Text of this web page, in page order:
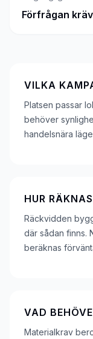
Förfrågan
VILKA
Platsen passar
behöver
handelsnära
HUR
Räckvidden
där sådan finns.
beräknas
VAD
Materialkrav